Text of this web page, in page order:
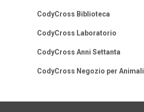
CodyCross Biblioteca
CodyCross Laboratorio
CodyCross Anni Settanta
CodyCross Negozio per Animali